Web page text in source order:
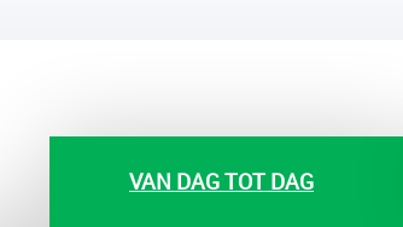
VAN DAG TOT DAG